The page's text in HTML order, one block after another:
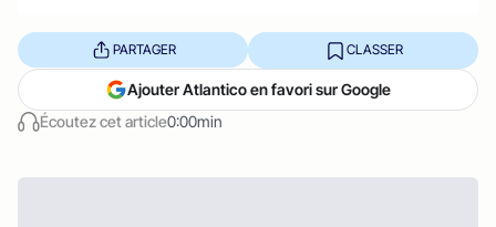
Écoutez cet article0:00min
PARTAGER CLASSER
Ajouter Atlantico en favori sur Google